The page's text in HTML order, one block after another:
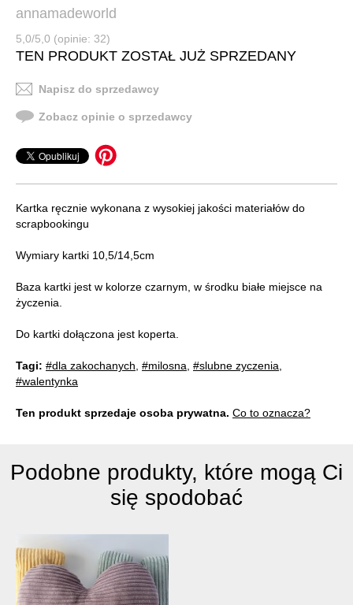
annamadeworld
5,0/5,0 (opinie: 32)
TEN PRODUKT ZOSTAŁ JUŻ SPRZEDANY
Napisz do sprzedawcy
Zobacz opinie o sprzedawcy
Kartka ręcznie wykonana z wysokiej jakości materiałów do
scrapbookingu
Wymiary kartki 10,5/14,5cm
Baza kartki jest w kolorze czarnym, w środku białe miejsce na
życzenia.
Do kartki dołączona jest koperta.
Tagi: #dla zakochanych #milosna #slubne zyczenia
#walentynka
Ten produkt sprzedaje osoba prywatna. Co to oznacza?
Podobne produkty, które mogą Ci
się spodobać